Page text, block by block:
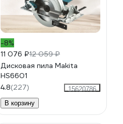
-8%
11 076 ₽12 059 ₽
Дисковая пила Makita
HS6601
4.8(227)
15620786
В корзину